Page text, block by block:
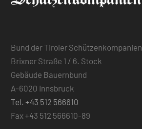
Bund der Tiroler Schützenkompanien
Brixner Straße 1 / 6. Stock
Gebäude Bauernbund
A-6020 Innsbruck
Tel. +43 512 566610
Fax +43 512 566610-89